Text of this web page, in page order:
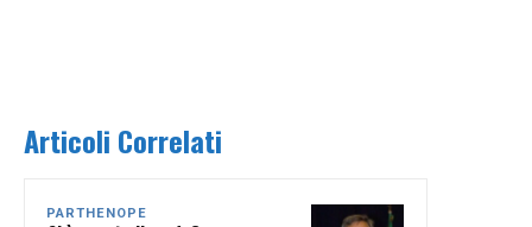
Articoli Correlati
PARTHENOPE